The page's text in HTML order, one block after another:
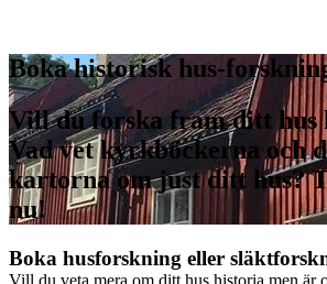
Boka historisk hus-
Vill du forska fram ditt hus
Vad vet kyrkböckerna och
kartorna om just ditt hus?
nu!
Boka husforskning eller
Vill du veta mera om ditt hus historia men är